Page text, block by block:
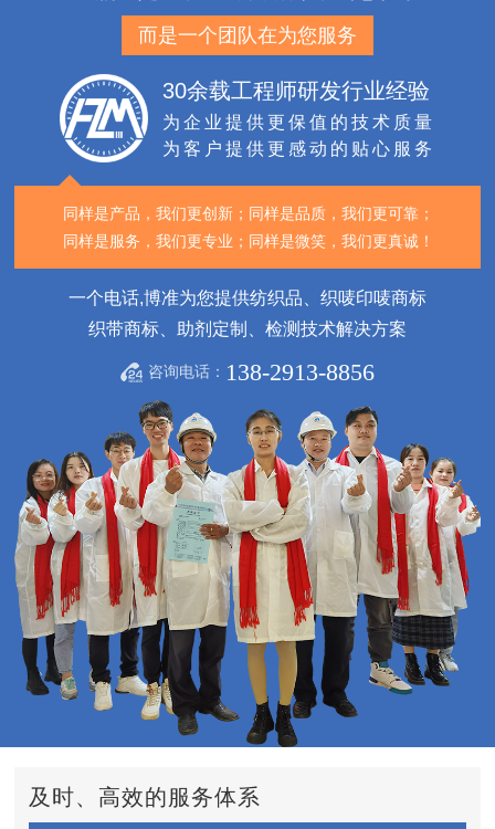
而是一个团队在为您服务
30余载工程师研发行业经验
为企业提供更保值的技术质量
为客户提供更感动的贴心服务
同样是产品，我们更创新； 同样是品质，我们更可靠；
同样是服务，我们更专业； 同样是微笑，我们更真诚！
一个电话,博准为您提供纺织品、织唛印唛商标
织带商标、助剂定制、检测技术解决方案
咨询电话： 138-2913-8856
及时、高效的服务体系